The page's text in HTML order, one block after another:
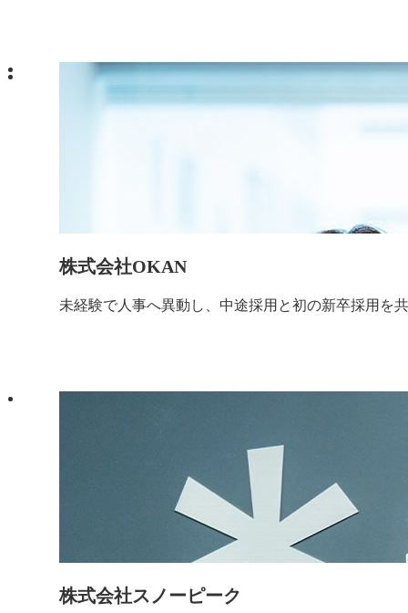
株式会社OKAN
未経験で人事へ異動し、中途採用と初の新卒採用を
株式会社スノーピーク